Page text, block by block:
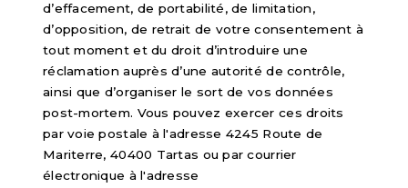
d’effacement, de portabilité, de limitation,
d’opposition, de retrait de votre consentement à
tout moment et du droit d’introduire une
réclamation auprès d’une autorité de contrôle,
ainsi que d’organiser le sort de vos données
post-mortem. Vous pouvez exercer ces droits
par voie postale à l'adresse 4245 Route de
Mariterre, 40400 Tartas ou par courrier
électronique à l'adresse